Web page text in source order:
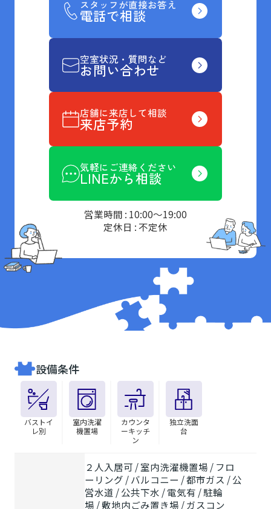
スタッフが直接お答え
電話で相談
空室状況・質問など
お問い合わせ
店舗に来店して相談
来店予約
気軽にご連絡ください
LINEから相談
営業時間 : 10:00～19:00
定休日 : 不定休
設備条件
バストイ
レ別
室内洗濯
機置場
カウンタ
ーキッチ
ン
独立洗面
台
２人入居可 / 室内洗濯機置場 / フロ
ーリング / バルコニー / 都市ガス / 公
営水道 / 公共下水 / 電気有 / 駐輪
場 / 敷地内ごみ置き場 / ガスコン